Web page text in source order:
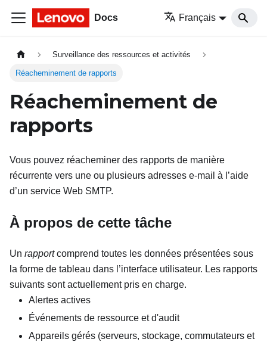
Docs Français
Surveillance des ressources et activités
Réacheminement de rapports
Réacheminement de
rapports
Vous pouvez réacheminer des rapports de manière
récurrente vers une ou plusieurs adresses e-mail à l’aide
d’un service Web SMTP.
À propos de cette tâche
Un rapportcomprend toutes les données présentées sous
la forme de tableau dans l’interface utilisateur. Les rapports
suivants sont actuellement pris en charge.
Alertes actives
Événements de ressource et d'audit
Appareils gérés (serveurs, stockage, commutateurs et